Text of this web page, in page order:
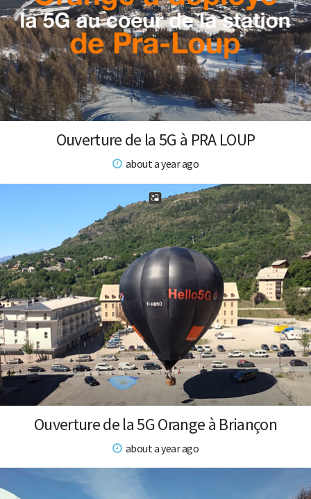
Ouverture de la 5G à PRA LOUP
about a year ago
Ouverture de la 5G Orange à Briançon
about a year ago